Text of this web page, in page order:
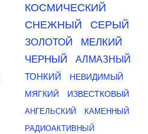
КОСМИЧЕСКИЙ
СНЕЖНЫЙ
СЕРЫЙ
ЗОЛОТОЙ
МЕЛКИЙ
ЧЕРНЫЙ
АЛМАЗНЫЙ
ТОНКИЙ
НЕВИДИМЫЙ
МЯГКИЙ
ИЗВЕСТКОВЫЙ
АНГЕЛЬСКИЙ
КАМЕННЫЙ
РАДИОАКТИВНЫЙ